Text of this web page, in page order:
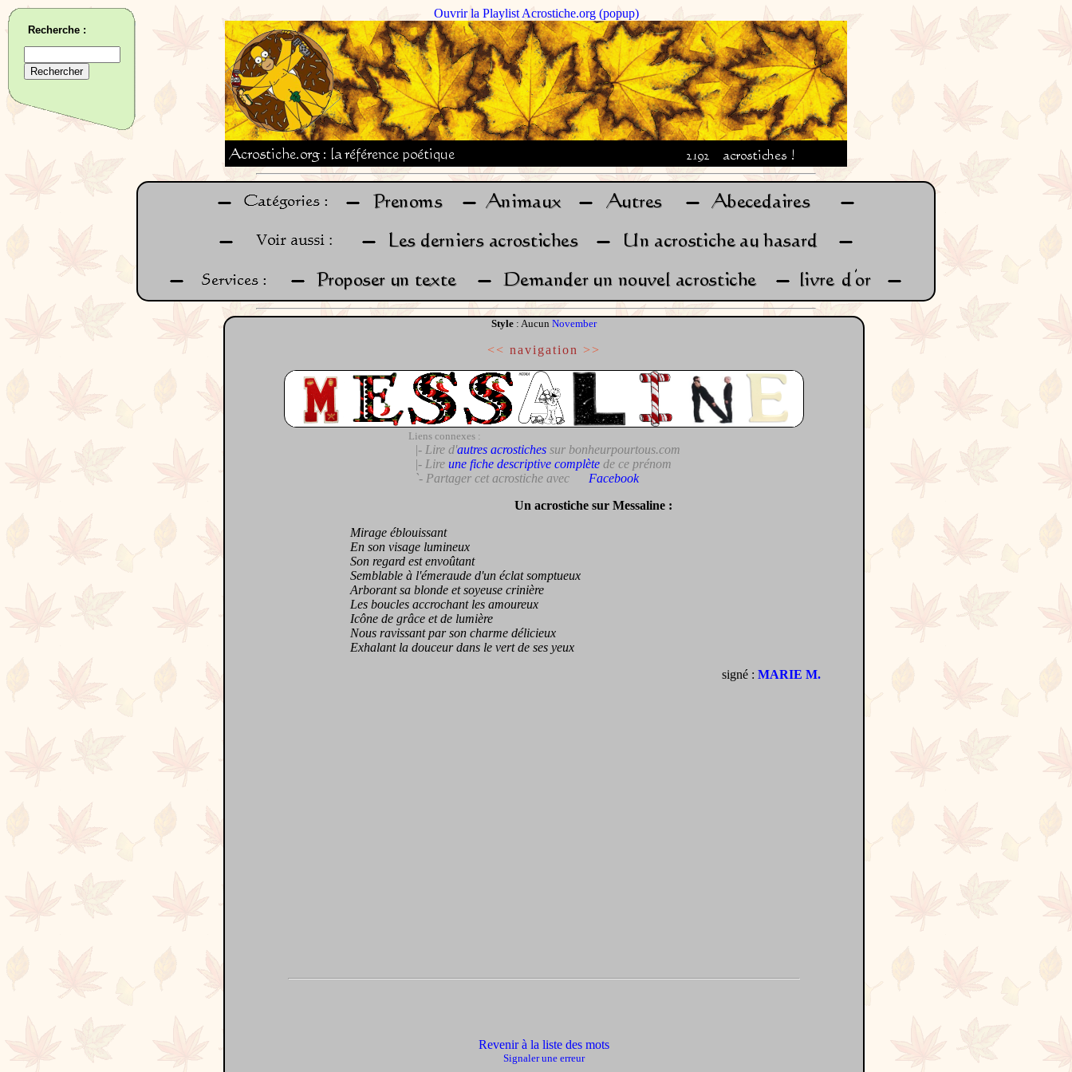
Ouvrir la Playlist Acrostiche.org (popup)
Style : Aucun November
<< navigation >>
Liens connexes :
|- Lire d'autres acrostichessur bonheurpourtous.com
|- Lire une fiche descriptive complètede ce prénom
`- Partager cet acrostiche avec
Facebook
Un acrostiche sur Messaline :
Mirage éblouissant
En son visage lumineux
Son regard est envoûtant
Semblable à l'émeraude d'un éclat somptueux
Arborant sa blonde et soyeuse crinière
Les boucles accrochant les amoureux
Icône de grâce et de lumière
Nous ravissant par son charme délicieux
Exhalant la douceur dans le vert de ses yeux
signé : MARIE M.
Revenir à la liste des mots
Signaler une erreur
Recherche :